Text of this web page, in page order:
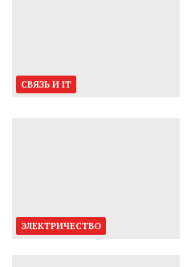
СВЯЗЬ И IT
ЭЛЕКТРИЧЕСТВО